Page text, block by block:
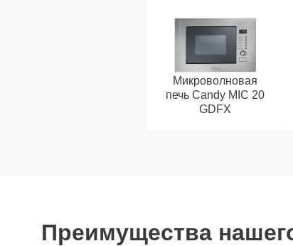
Микроволновая
печь Candy MIC 20
GDFX
Преимущества